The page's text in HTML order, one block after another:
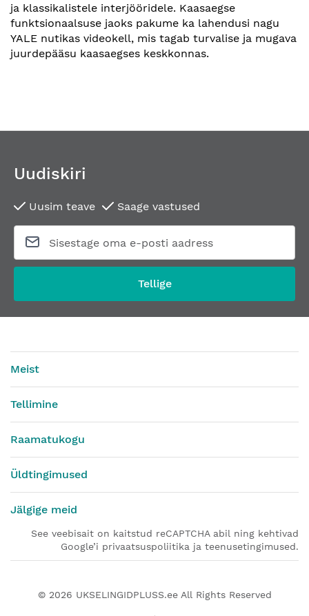
ja klassikalistele interjööridele. Kaasaegse
funktsionaalsuse jaoks pakume ka lahendusi nagu
YALE nutikas videokell, mis tagab turvalise ja mugava
juurdepääsu kaasaegses keskkonnas.
Uudiskiri
Uusim teave Saage vastused
Tellige
Meist
Tellimine
Raamatukogu
Üldtingimused
Jälgige meid
See veebisait on kaitstud reCAPTCHA abil ning kehtivad
Google’i privaatsuspoliitika ja teenusetingimused.
© 2026 UKSELINGIDPLUSS.eeAll Rights Reserved